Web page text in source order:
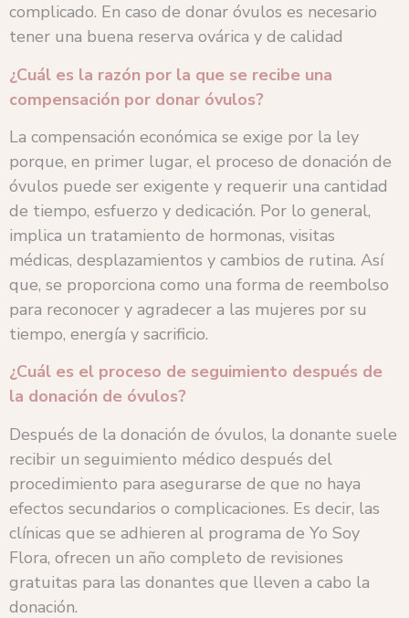
complicado. En caso de donar óvulos es necesario
tener una buena reserva ovárica y de calidad
¿Cuál es la razón por la que se recibe una
compensación por donar óvulos?
La compensación económica se exige por la ley
porque, en primer lugar, el proceso de donación de
óvulos puede ser exigente y requerir una cantidad
de tiempo, esfuerzo y dedicación. Por lo general,
implica un tratamiento de hormonas, visitas
médicas, desplazamientos y cambios de rutina. Así
que, se proporciona como una forma de reembolso
para reconocer y agradecer a las mujeres por su
tiempo, energía y sacrificio.
¿Cuál es el proceso de seguimiento después de
la donación de óvulos?
Después de la donación de óvulos, la donante suele
recibir un seguimiento médico después del
procedimiento para asegurarse de que no haya
efectos secundarios o complicaciones. Es decir, las
clínicas que se adhieren al programa de Yo Soy
Flora, ofrecen un año completo de revisiones
gratuitas para las donantes que lleven a cabo la
donación.